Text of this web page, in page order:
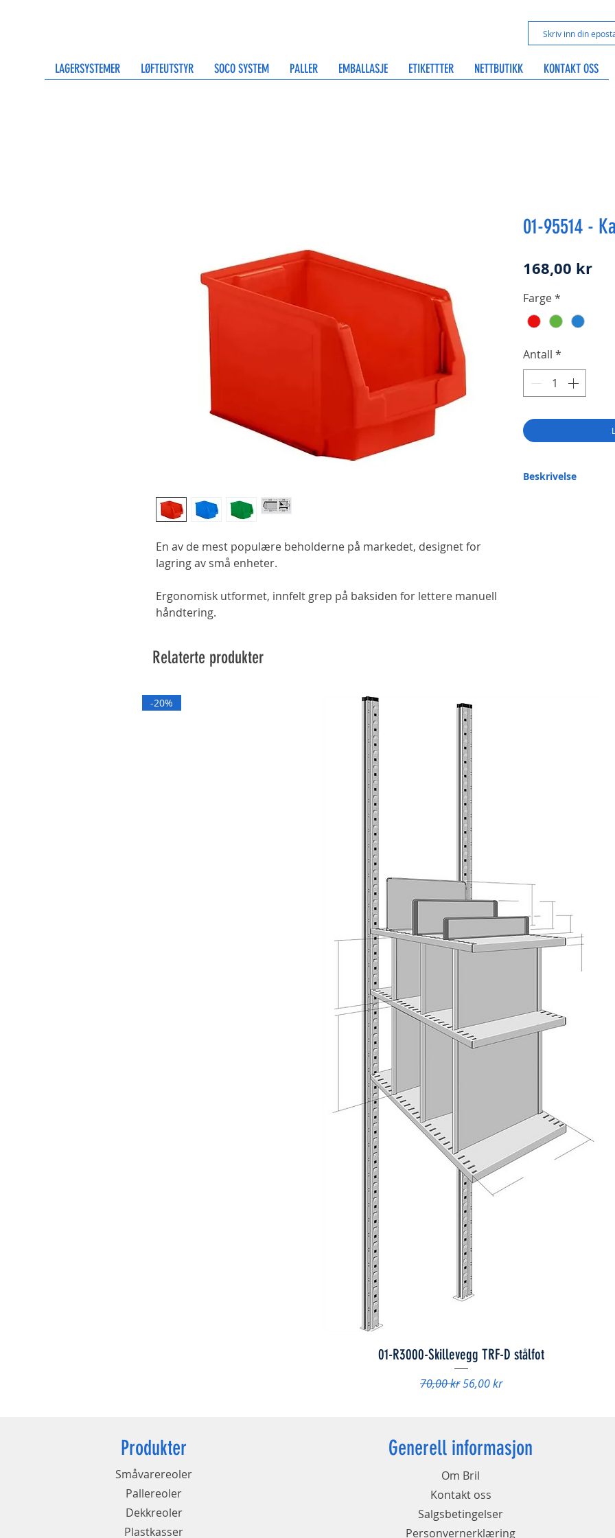
LAGERSYSTEMER LØFTEUTSTYR SOCO SYSTEM PALLER EMBALLASJE ETIKETTTER NETTBUTIKK KONTAKT OSS
En av de mest populære beholderne på markedet, designet for
lagring av små enheter.
Ergonomisk utformet, innfelt grep på baksiden for lettere manuell
håndtering.
01-95514 -
168,00 kr
Farge*
Antall *
Beskrivelse
Relaterte produkter
-20%
01-R3000-Skillevegg TRF-D stålfot
Vanlig pris
70,00 krSalgspris
56,00 kr
Produkter
Småvarereoler
Pallereoler
Dekkreoler
Plastkasser
Generell informasjon
Om Bril
Kontakt oss
Salgsbetingelser
Personvernerklæring